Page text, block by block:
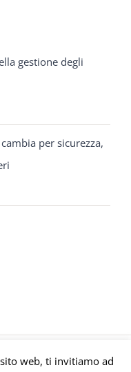
gestione degli
per sicurezza,
08671820010 |Privacy e
web, ti invitiamo ad